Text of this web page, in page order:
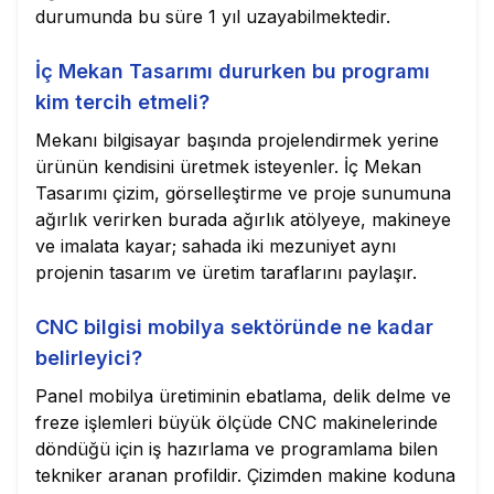
durumunda bu süre 1 yıl uzayabilmektedir.
İç Mekan Tasarımı dururken bu programı
kim tercih etmeli?
Mekanı bilgisayar başında projelendirmek yerine
ürünün kendisini üretmek isteyenler. İç Mekan
Tasarımı çizim, görselleştirme ve proje sunumuna
ağırlık verirken burada ağırlık atölyeye, makineye
ve imalata kayar; sahada iki mezuniyet aynı
projenin tasarım ve üretim taraflarını paylaşır.
CNC bilgisi mobilya sektöründe ne kadar
belirleyici?
Panel mobilya üretiminin ebatlama, delik delme ve
freze işlemleri büyük ölçüde CNC makinelerinde
döndüğü için iş hazırlama ve programlama bilen
tekniker aranan profildir. Çizimden makine koduna